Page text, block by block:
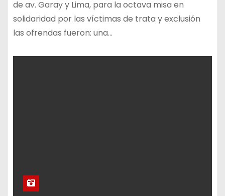
de av. Garay y Lima, para la octava misa en
solidaridad por las víctimas de trata y exclusión
las ofrendas fueron: una…